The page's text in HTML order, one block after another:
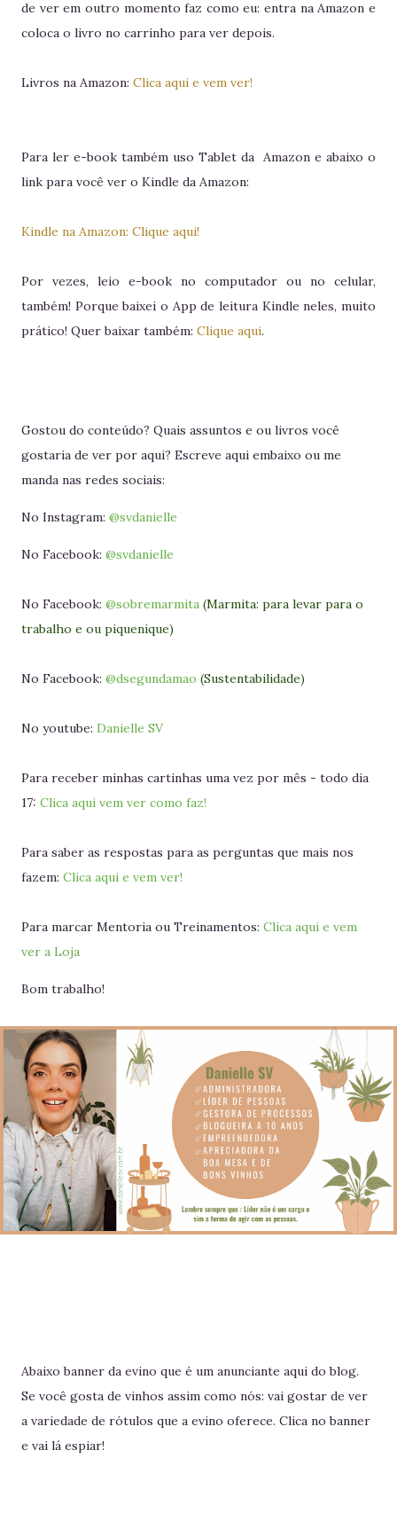
de ver em outro momento faz como eu: entra na Amazon e
coloca o livro no carrinho para ver depois.
Livros na Amazon: Clica aqui e vem ver!
Para ler e-book também uso Tablet da Amazon e abaixo o
link para você ver o Kindle da Amazon:
Kindle na Amazon: Clique aqui!
Por vezes, leio e-book no computador ou no celular,
também! Porque baixei o App de leitura Kindle neles, muito
prático! Quer baixar também: Clique aqui.
Gostou do conteúdo? Quais assuntos e ou livros você
gostaria de ver por aqui? Escreve aqui embaixo ou me
manda nas redes sociais:
No Instagram: @svdanielle
No Facebook: @svdanielle
No Facebook: @sobremarmita (Marmita: para levar para o
trabalho e ou piquenique)
No Facebook: @dsegundamao (Sustentabilidade)
No youtube: Danielle SV
Para receber minhas cartinhas uma vez por mês - todo dia
17: Clica aqui vem ver como faz!
Para saber as respostas para as perguntas que mais nos
fazem: Clica aqui e vem ver!
Para marcar Mentoria ou Treinamentos: Clica aqui e vem
ver a Loja
Bom trabalho!
Abaixo banner da evino que é um anunciante aqui do blog.
Se você gosta de vinhos assim como nós: vai gostar de ver
a variedade de rótulos que a evino oferece. Clica no banner
e vai lá espiar!